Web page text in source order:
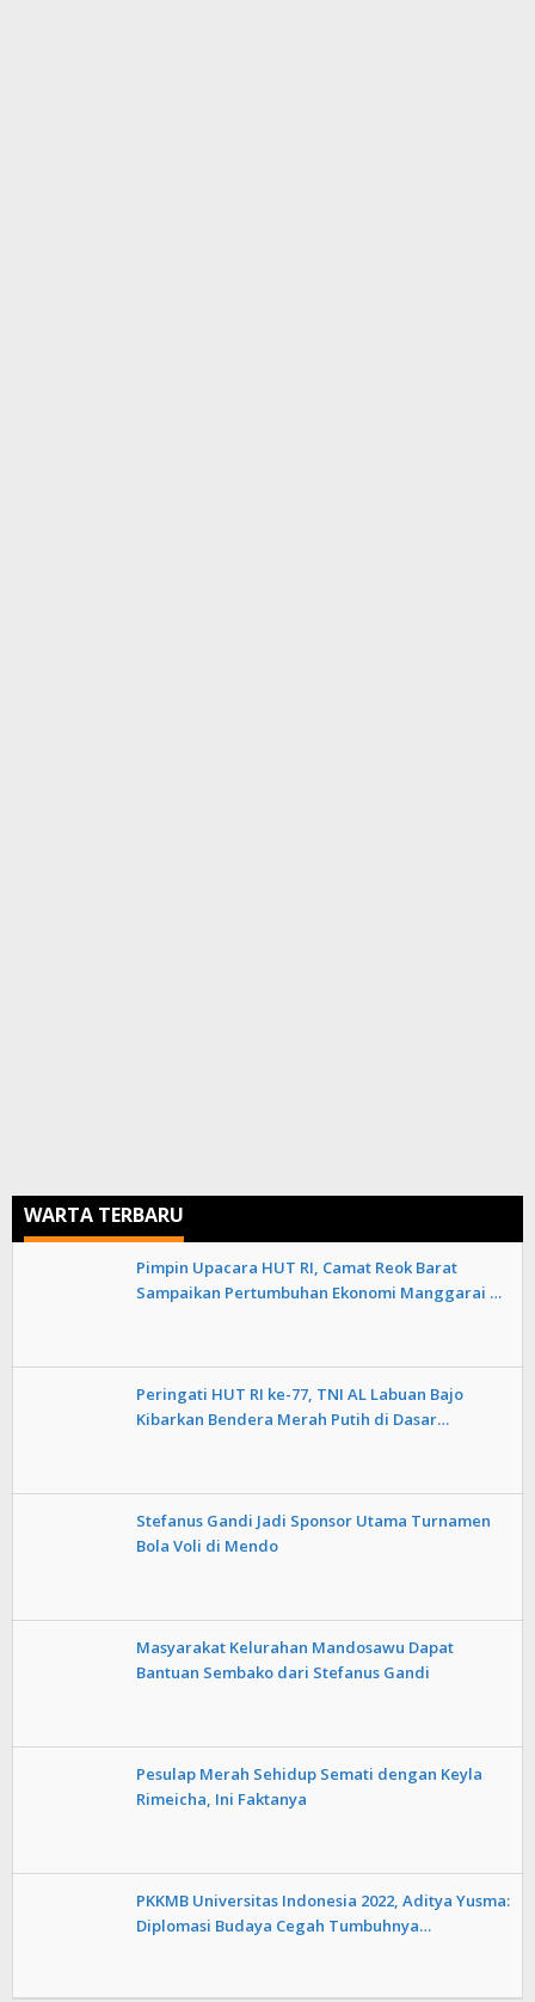
WARTA TERBARU
Pimpin Upacara HUT RI, Camat Reok Barat
Sampaikan Pertumbuhan Ekonomi Manggarai …
Peringati HUT RI ke-77, TNI AL Labuan Bajo
Kibarkan Bendera Merah Putih di Dasar…
Stefanus Gandi Jadi Sponsor Utama Turnamen
Bola Voli di Mendo
Masyarakat Kelurahan Mandosawu Dapat
Bantuan Sembako dari Stefanus Gandi
Pesulap Merah Sehidup Semati dengan Keyla
Rimeicha, Ini Faktanya
PKKMB Universitas Indonesia 2022, Aditya Yusma:
Diplomasi Budaya Cegah Tumbuhnya…